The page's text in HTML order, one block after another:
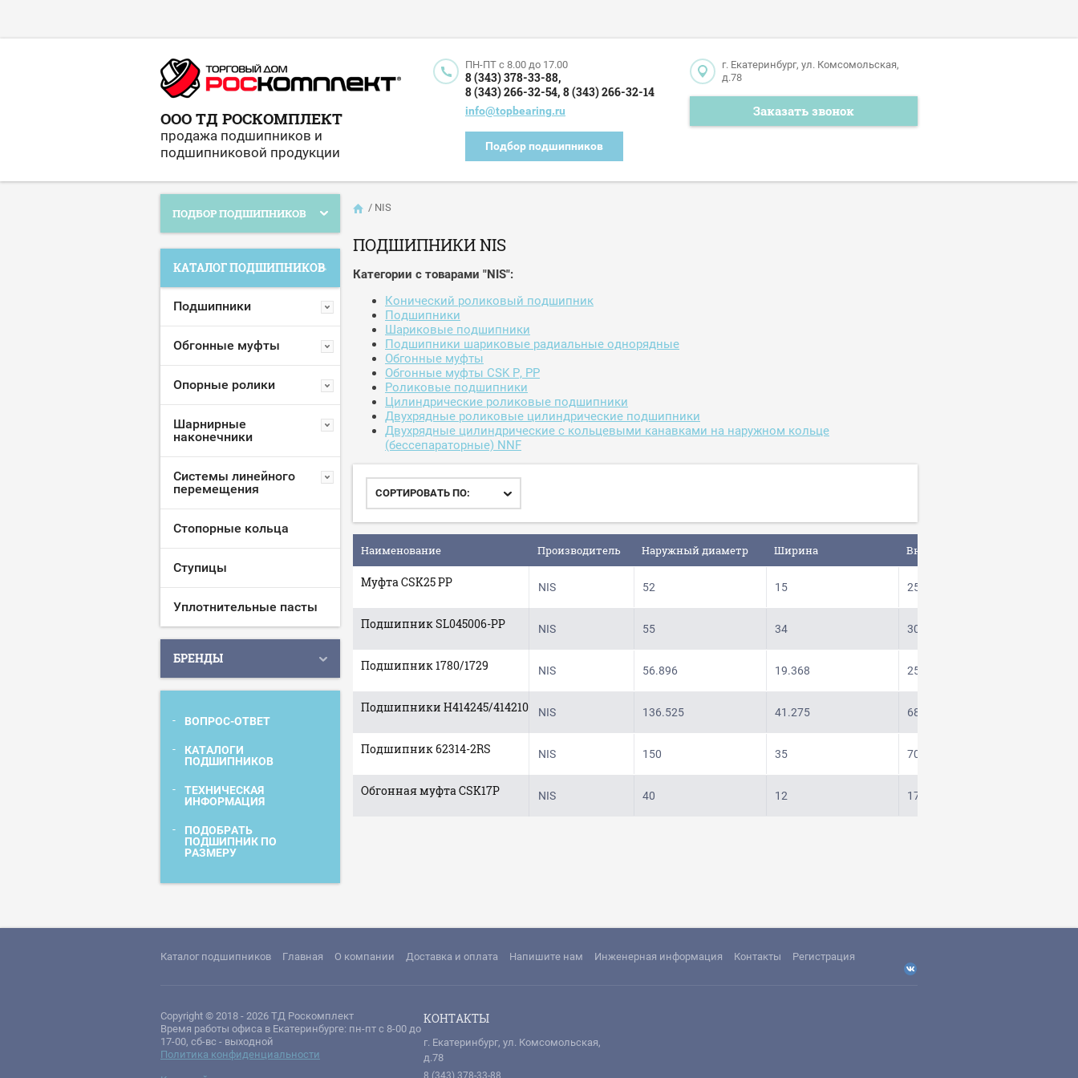
ООО ТД РОСКОМПЛЕКТ
продажа подшипников и
подшипниковой продукции
ПН-ПТ c 8.00 до 17.00
8 (343) 378-33-88,
8 (343) 266-32-54, 8 (343) 266-32-14
info@topbearing.ru
Подбор подшипников
г. Екатеринбург, ул. Комсомольская,
д.78
Заказать звонок
ПОДБОР ПОДШИПНИКОВ
КАТАЛОГ ПОДШИПНИКОВ
Подшипники
Обгонные муфты
Опорные ролики
Шарнирные
наконечники
Системы линейного
перемещения
Стопорные кольца
Ступицы
Уплотнительные пасты
БРЕНДЫ
ВОПРОС-ОТВЕТ
КАТАЛОГИ
ПОДШИПНИКОВ
ТЕХНИЧЕСКАЯ
ИНФОРМАЦИЯ
ПОДОБРАТЬ
ПОДШИПНИК ПО
РАЗМЕРУ
/ NIS
ПОДШИПНИКИ NIS
Категории с товарами "NIS":
Конический роликовый подшипник
Подшипники
Шариковые подшипники
Подшипники шариковые радиальные однорядные
Обгонные муфты
Обгонные муфты CSK P, PP
Роликовые подшипники
Цилиндрические роликовые подшипники
Двухрядные роликовые цилиндрические подшипники
Двухрядные цилиндрические с кольцевыми канавками на наружном кольце
(бессепараторные) NNF
СОРТИРОВАТЬ ПО:
Наименование Производитель Наружный диаметр Ширина Внутренний диаметр
Муфта CSK25 PP NIS 52 15 25
Подшипник SL045006-PP NIS 55 34 30
Подшипник 1780/1729 NIS 56.896 19.368 25.4
Подшипники H414245/414210 NIS 136.525 41.275 68.262
Подшипник 62314-2RS NIS 150 35 70
Обгонная муфта CSK17P NIS 40 12 17
Каталог подшипников Главная О компании Доставка и оплата Напишите нам Инженерная информация Контакты Регистрация
Copyright © 2018 - 2026 ТД Роскомплект
Время работы офиса в Екатеринбурге: пн-пт с 8-00 до
17-00, сб-вс - выходной
Политика конфиденциальности
КОНТАКТЫ
г. Екатеринбург, ул. Комсомольская,
д.78
8 (343) 378-33-88